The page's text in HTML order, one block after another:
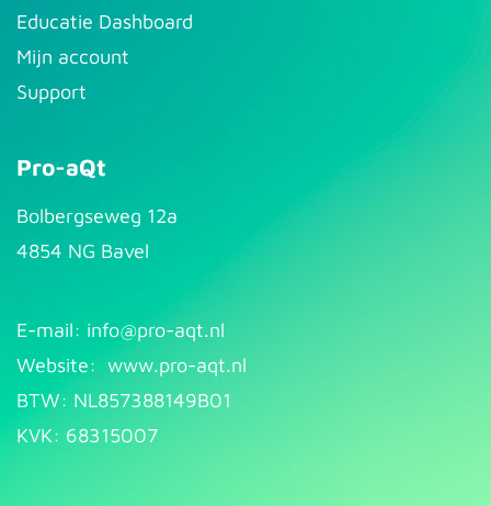
Educatie Dashboard
Mijn account
Support
Pro-aQt
Bolbergseweg 12a
4854 NG Bavel
E-mail: info@pr​o-aqt.nl
Website: www.pro-aqt.nl
BTW: NL857388149B01
KVK: 68315007